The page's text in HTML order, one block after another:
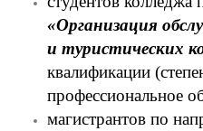
«Организация
и туристических
квалификации
профессиональное
магистрантов по